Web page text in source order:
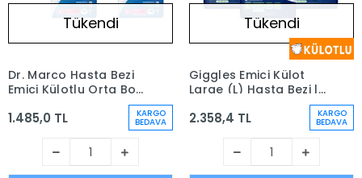
Tükendi
Dr. Marco Hasta Bezi
Emici Külotlu Orta Boy
( M) 120 adet - 4 Paket
1.485,0 TL KARGO
BEDAVA
Tükendi
Giggles Emici Külot
Large (L) Hasta Bezi |
2.358,4 TL KARGO
BEDAVA